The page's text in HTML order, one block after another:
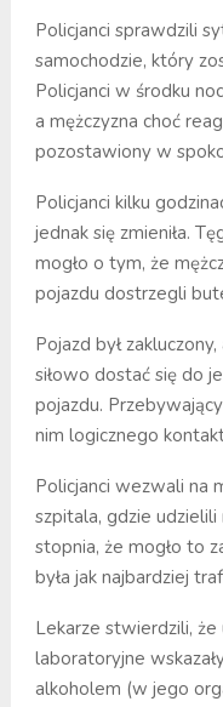
Policjanci sprawdzili
samochodzie, który
Policjanci w środku
a mężczyzna choć
pozostawiony w
Policjanci kilku
jednak się zmieniła.
mogło o tym, że
pojazdu dostrzegli
Pojazd był
siłowo dostać się do
pojazdu.
nim logicznego
Policjanci wezwali na
szpitala, gdzie udzielili
stopnia, że mogło to
była jak najbardziej
Lekarze stwierdzili,
laboratoryjne
alkoholem (w jego